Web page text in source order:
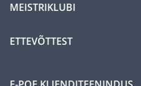
MEISTRIKLUBI
ETTEVÕTTEST